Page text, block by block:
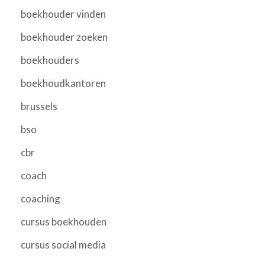
boekhouder vinden
boekhouder zoeken
boekhouders
boekhoudkantoren
brussels
bso
cbr
coach
coaching
cursus boekhouden
cursus social media